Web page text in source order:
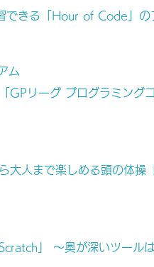
できる「Hour of Code」の
ム
GPリーグ プログラミング
大人まで楽しめる頭の体操
」 ～奥が深いツール